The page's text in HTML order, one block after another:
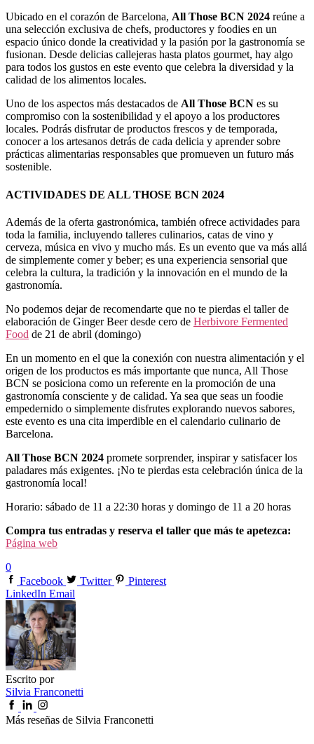
Ubicado en el corazón de Barcelona, All Those BCN 2024 reúne a
una selección exclusiva de chefs, productores y foodies en un
espacio único donde la creatividad y la pasión por la gastronomía se
fusionan. Desde delicias callejeras hasta platos gourmet, hay algo
para todos los gustos en este evento que celebra la diversidad y la
calidad de los alimentos locales.
Uno de los aspectos más destacados de All Those BCN es su
compromiso con la sostenibilidad y el apoyo a los productores
locales. Podrás disfrutar de productos frescos y de temporada,
conocer a los artesanos detrás de cada delicia y aprender sobre
prácticas alimentarias responsables que promueven un futuro más
sostenible.
ACTIVIDADES DE ALL THOSE BCN 2024
Además de la oferta gastronómica, también ofrece actividades para
toda la familia, incluyendo talleres culinarios, catas de vino y
cerveza, música en vivo y mucho más. Es un evento que va más allá
de simplemente comer y beber; es una experiencia sensorial que
celebra la cultura, la tradición y la innovación en el mundo de la
gastronomía.
No podemos dejar de recomendarte que no te pierdas el taller de
elaboración de Ginger Beer desde cero de Herbivore Fermented
Food de 21 de abril (domingo)
En un momento en el que la conexión con nuestra alimentación y el
origen de los productos es más importante que nunca, All Those
BCN se posiciona como un referente en la promoción de una
gastronomía consciente y de calidad. Ya sea que seas un foodie
empedernido o simplemente disfrutes explorando nuevos sabores,
este evento es una cita imperdible en el calendario culinario de
Barcelona.
All Those BCN 2024 promete sorprender, inspirar y satisfacer los
paladares más exigentes. ¡No te pierdas esta celebración única de la
gastronomía local!
Horario: sábado de 11 a 22:30 horas y domingo de 11 a 20 horas
Compra tus entradas y reserva el taller que más te apetezca:
Página web
0
Facebook
Twitter
Pinterest
LinkedIn Email
Escrito por
Silvia Franconetti
Más reseñas de Silvia Franconetti